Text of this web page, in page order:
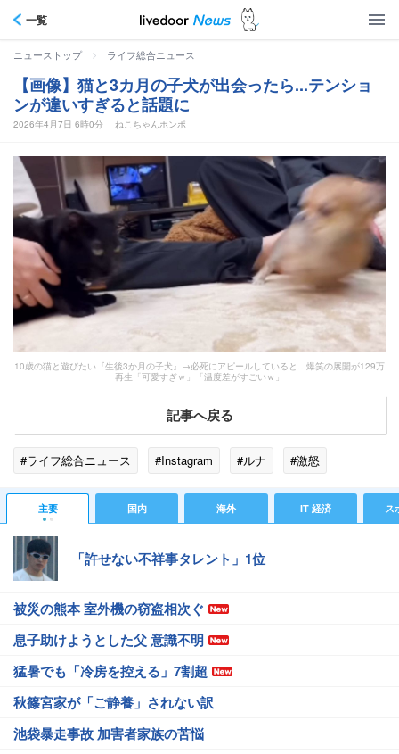
一覧
ニューストップ > ライフ総合ニュース
【画像】猫と3カ月の子犬が出会ったら...テンショ
ンが違いすぎると話題に
2026年4月7日 6時0分 ねこちゃんホンポ
10歳の猫と遊びたい『生後3か月の子犬』→必死にアピールしていると…爆笑の展開が129万
再生「可愛すぎｗ」「温度差がすごいｗ」
記事へ戻る
#ライフ総合ニュース #Instagram #ルナ #激怒
主要 国内 海外 IT 経済 ス
「許せない不祥事タレント」1位
被災の熊本 室外機の窃盗相次ぐ
息子助けようとした父 意識不明
猛暑でも「冷房を控える」7割超
秋篠宮家が「ご静養」されない訳
池袋暴走事故 加害者家族の苦悩